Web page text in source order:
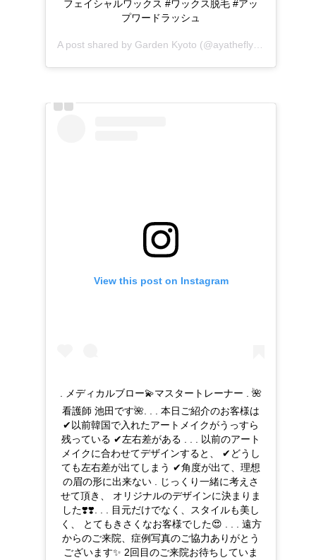
フェイシャルワックス #ワックス脱毛 #アッ
プワードラッシュ
A post shared by Garden Kyoto (@ayatheflyingcat) on
View this post on Instagram
. メディカルブロー💫マスタートレーナー . 🌺
看護師 池田です🌺. . . 本日ご紹介のお客様は
✔︎以前韓国で入れたアートメイクがうっすら
残っている ✔︎左右差がある . . . 以前のアート
メイクに合わせてデザインすると、 ✔︎どうし
ても左右差が出てしまう ✔︎角度が出て、理想
の眉の形に出来ない . じっくり一緒に考えさ
せて頂き、 オリジナルのデザインに決まりま
した❣️❣️. . . 目元だけでなく、スタイルも美し
く、 とてもきさくなお客様でした😍 . . . 遠方
からのご来院、症例写真のご協力ありがとう
ございます✨ 2回目のご来院お待ちしていま